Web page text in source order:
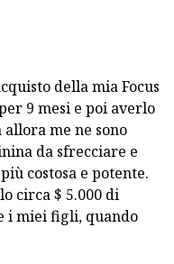
della mia Focus
9 mesi e poi averlo
me ne sono
da sfrecciare e
costosa e potente.
circa $ 5.000 di
i miei figli, quando